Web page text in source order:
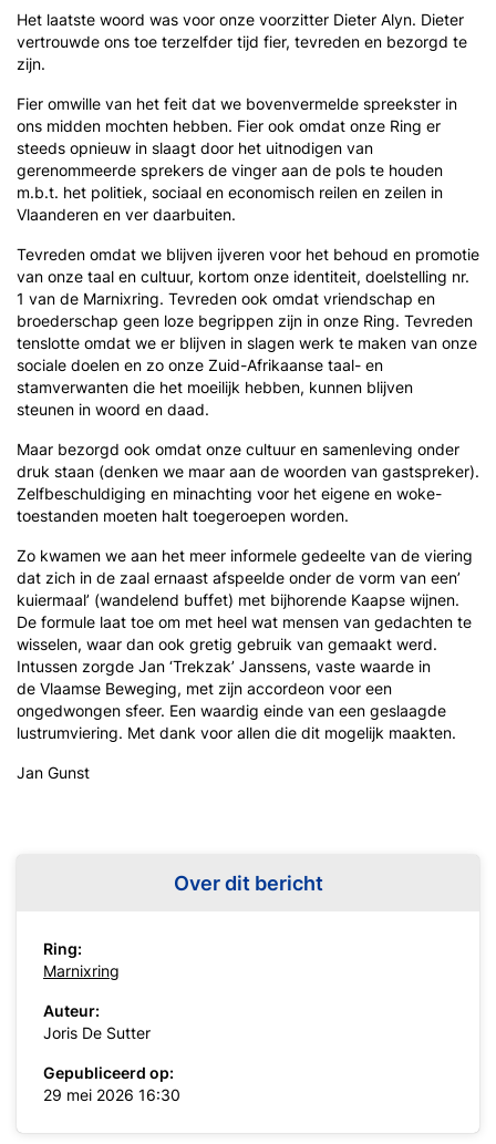
Het laatste woord was voor onze voorzitter Dieter Alyn. Dieter
vertrouwde ons toe terzelfder tijd fier, tevreden en bezorgd te
zijn.
Fier omwille van het feit dat we bovenvermelde spreekster in
ons midden mochten hebben. Fier ook omdat onze Ring er
steeds opnieuw in slaagt door het uitnodigen van
gerenommeerde sprekers de vinger aan de pols te houden
m.b.t. het politiek, sociaal en economisch reilen en zeilen in
Vlaanderen en ver daarbuiten.
Tevreden omdat we blijven ijveren voor het behoud en promotie
van onze taal en cultuur, kortom onze identiteit, doelstelling nr.
1 van de Marnixring. Tevreden ook omdat vriendschap en
broederschap geen loze begrippen zijn in onze Ring. Tevreden
tenslotte omdat we er blijven in slagen werk te maken van onze
sociale doelen en zo onze Zuid-Afrikaanse taal- en
stamverwanten die het moeilijk hebben, kunnen blijven
steunen in woord en daad.
Maar bezorgd ook omdat onze cultuur en samenleving onder
druk staan (denken we maar aan de woorden van gastspreker).
Zelfbeschuldiging en minachting voor het eigene en woke-
toestanden moeten halt toegeroepen worden.
Zo kwamen we aan het meer informele gedeelte van de viering
dat zich in de zaal ernaast afspeelde onder de vorm van een’
kuiermaal’ (wandelend buffet) met bijhorende Kaapse wijnen.
De formule laat toe om met heel wat mensen van gedachten te
wisselen, waar dan ook gretig gebruik van gemaakt werd.
Intussen zorgde Jan ‘Trekzak’ Janssens, vaste waarde in
de Vlaamse Beweging, met zijn accordeon voor een
ongedwongen sfeer. Een waardig einde van een geslaagde
lustrumviering. Met dank voor allen die dit mogelijk maakten.
Jan Gunst
Over dit bericht
Ring:
Marnixring
Auteur:
Joris De Sutter
Gepubliceerd op:
29 mei 2026 16:30